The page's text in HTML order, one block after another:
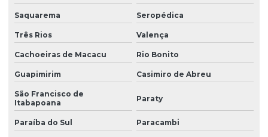
Motor 1 cv monofásico baixa rotação
Motor 1cv 220v
Motor 1cv monofásico
Motor para agitador
Motor agitador resfriador de leite
Motor agitador para tanque de leite
Saquarema Seropédica
Três Rios Valença
Cachoeiras de Macacu Rio Bonito
Guapimirim Casimiro de Abreu
São Francisco de
Itabapoana
Paraty
Paraíba do Sul Paracambi